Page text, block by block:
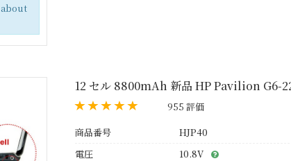
12 セル 8800mAh 新品 HP Pavilion G6-
955 評価
商品番号
HJP40
電圧
10.8V